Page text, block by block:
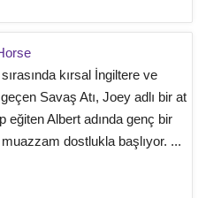
kırsal İngiltere ve
Savaş Atı, Joey adlı bir at
eğiten Albert adında genç bir
dostlukla başlıyor. ...